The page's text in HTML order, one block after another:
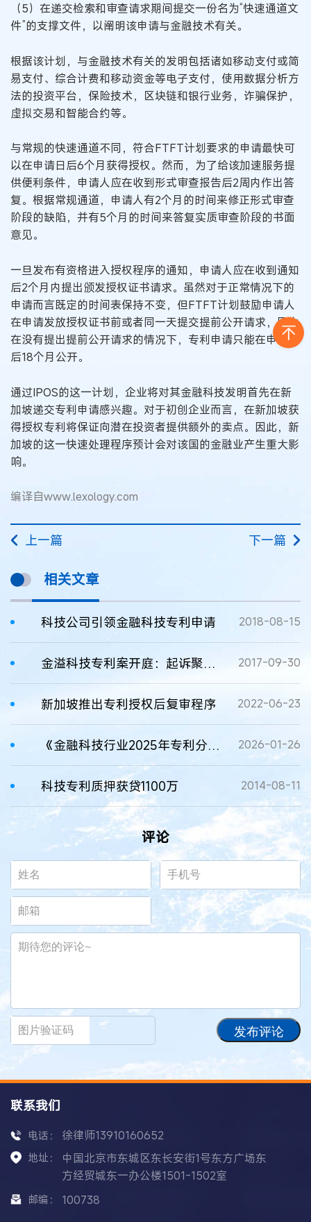
（5）在递交检索和审查请求期间提交一份名为“快速通道文
件”的支撑文件，以阐明该申请与金融技术有关。
根据该计划，与金融技术有关的发明包括诸如移动支付或简
易支付、综合计费和移动资金等电子支付，使用数据分析方
法的投资平台，保险技术，区块链和银行业务，诈骗保护，
虚拟交易和智能合约等。
与常规的快速通道不同，符合FTFT计划要求的申请最快可
以在申请日后6个月获得授权。然而，为了给该加速服务提
供便利条件，申请人应在收到形式审查报告后2周内作出答
复。根据常规通道，申请人有2个月的时间来修正形式审查
阶段的缺陷，并有5个月的时间来答复实质审查阶段的书面
意见。
一旦发布有资格进入授权程序的通知，申请人应在收到通知
后2个月内提出颁发授权证书请求。虽然对于正常情况下的
申请而言既定的时间表保持不变，但FTFT计划鼓励申请人
在申请发放授权证书前或者同一天提交提前公开请求，因为
在没有提出提前公开请求的情况下，专利申请只能在申请日
后18个月公开。
通过IPOS的这一计划，企业将对其金融科技发明首先在新
加坡递交专利申请感兴趣。对于初创企业而言，在新加坡获
得授权专利将保证向潜在投资者提供额外的卖点。因此，新
加坡的这一快速处理程序预计会对该国的金融业产生重大影
响。
编译自www.lexology.com
上一篇 下一篇
相关文章
科技公司引领金融科技专利申请 2018-08-15
金溢科技专利案开庭：起诉聚利科技索赔一亿 被告IPO增变数 2017-09-30
新加坡推出专利授权后复审程序 2022-06-23
《金融科技行业2025年专利分析白皮书》全文发布 2026-01-26
科技专利质押获贷1100万 2014-08-11
评论
发布评论
联系我们
电话： 徐律师13910160652
地址：
中国北京市东城区东长安街1号东方广场东
方经贸城东一办公楼1501-1502室
邮编： 100738